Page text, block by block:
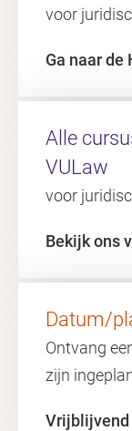
voor
Ga naar de
Alle
VULaw
voor
Bekijk ons
Datum/
Ontvang
zijn
Vrijblijvend